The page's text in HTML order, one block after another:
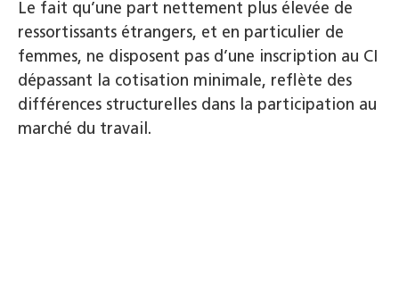
Le fait qu’une part nettement plus élevée de
ressortissants étrangers, et en particulier de
femmes, ne disposent pas d’une inscription au CI
dépassant la cotisation minimale, reflète des
différences structurelles dans la participation au
marché du travail.